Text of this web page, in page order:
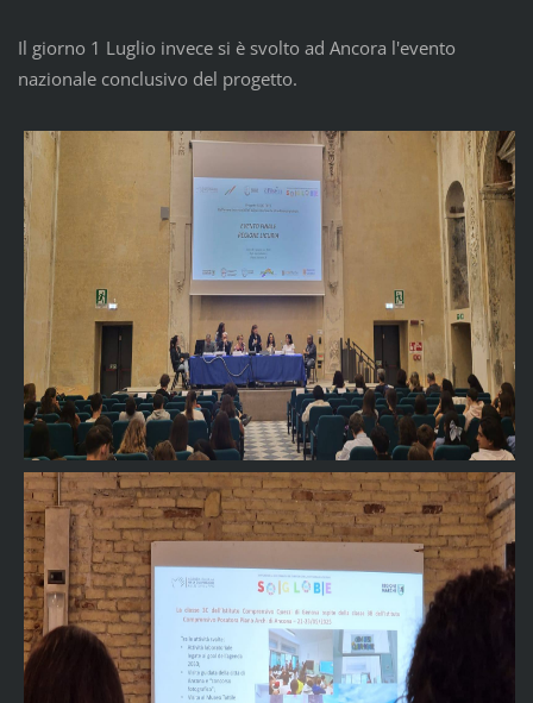
Il giorno 1 Luglio invece si è svolto ad Ancora l'evento
nazionale conclusivo del progetto.